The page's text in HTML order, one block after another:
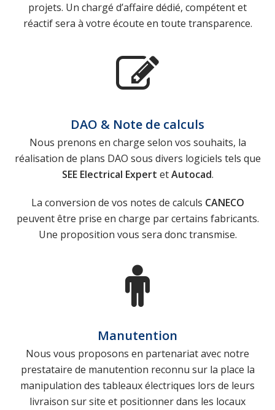
projets. Un chargé d’affaire dédié, compétent et
réactif sera à votre écoute en toute transparence.
DAO & Note de calculs
Nous prenons en charge selon vos souhaits, la
réalisation de plans DAO sous divers logiciels tels que
SEE Electrical Expert etAutocad.
La conversion de vos notes de calculs CANECO
peuvent être prise en charge par certains fabricants.
Une proposition vous sera donc transmise.
Manutention
Nous vous proposons en partenariat avec notre
prestataire de manutention reconnu sur la place la
manipulation des tableaux électriques lors de leurs
livraison sur site et positionner dans les locaux